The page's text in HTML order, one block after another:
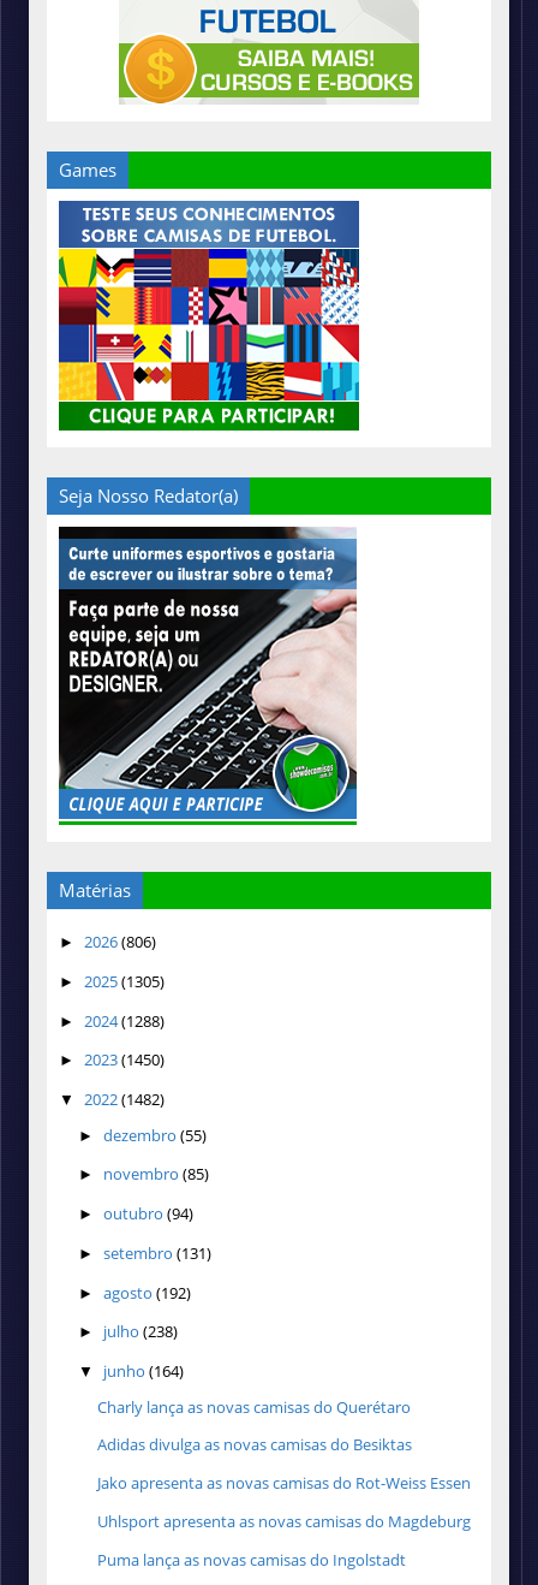
Games
Seja Nosso Redator(a)
Matérias
► 2026(806)
► 2025(1305)
► 2024(1288)
► 2023(1450)
▼ 2022(1482)
► dezembro (55)
► novembro (85)
► outubro (94)
► setembro (131)
► agosto (192)
► julho (238)
▼ junho (164)
Charly lança as novas camisas do Querétaro
Adidas divulga as novas camisas do Besiktas
Jako apresenta as novas camisas do Rot-Weiss Essen
Uhlsport apresenta as novas camisas do Magdeburg
Puma lança as novas camisas do Ingolstadt